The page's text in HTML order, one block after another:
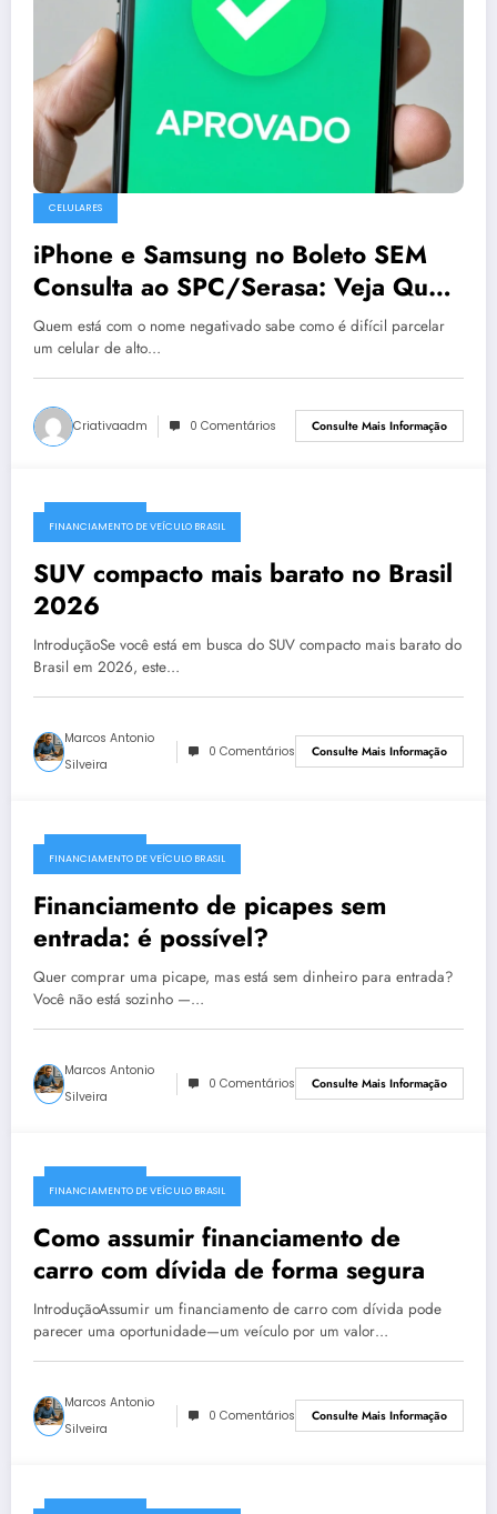
CELULARES
iPhone e Samsung no Boleto SEM
Consulta ao SPC/Serasa: Veja Quem
Aprova
Quem está com o nome negativado sabe como é difícil parcelar
um celular de alto…
Criativaadm 0 Comentários Consulte Mais Informação
FINANCIAMENTO DE VEÍCULO BRASIL
SUV compacto mais barato no Brasil
2026
IntroduçãoSe você está em busca do SUV compacto mais barato do
Brasil em 2026, este…
Marcos Antonio
Silveira
0 Comentários Consulte Mais Informação
FINANCIAMENTO DE VEÍCULO BRASIL
Financiamento de picapes sem
entrada: é possível?
Quer comprar uma picape, mas está sem dinheiro para entrada?
Você não está sozinho —…
Marcos Antonio
Silveira
0 Comentários Consulte Mais Informação
FINANCIAMENTO DE VEÍCULO BRASIL
Como assumir financiamento de
carro com dívida de forma segura
IntroduçãoAssumir um financiamento de carro com dívida pode
parecer uma oportunidade—um veículo por um valor…
Marcos Antonio
Silveira
0 Comentários Consulte Mais Informação